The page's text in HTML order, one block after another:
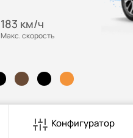
183 км/ч
Макс. скорость
Конфигуратор